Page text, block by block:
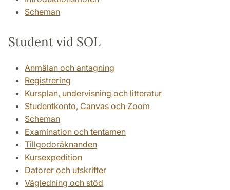
Scheman
Student vid SOL
Anmälan och antagning
Registrering
Kursplan, undervisning och litteratur
Studentkonto, Canvas och Zoom
Scheman
Examination och tentamen
Tillgodoräknanden
Kursexpedition
Datorer och utskrifter
Vägledning och stöd